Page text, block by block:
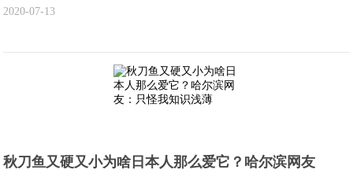
2020-07-13
秋刀鱼又硬又小为啥日本人那么爱它？哈尔滨网友